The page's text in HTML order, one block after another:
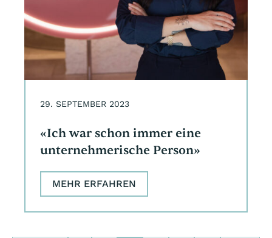
29. SEPTEMBER 2023
«Ich war schon immer eine
unternehmerische Person»
MEHR ERFAHREN